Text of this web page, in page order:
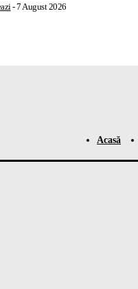
-7 August 2026
Acasă